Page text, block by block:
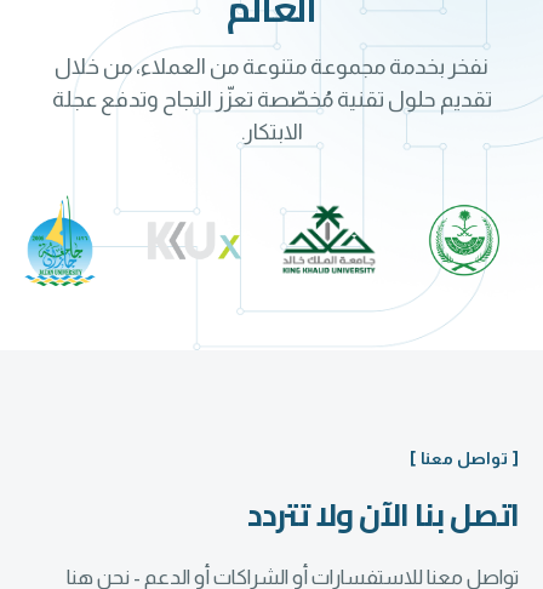
نفخر بخدمة مجموعة متنوعة من العملاء، من خلال
تقديم حلول تقنية مُخصّصة تعزّز النجاح وتدفع عجلة
الابتكار.
[ تواصل معنا ]
اتصل بنا الآن ولا تتردد
تواصل معنا للاستفسارات أو الشراكات أو الدعم - نحن هنا